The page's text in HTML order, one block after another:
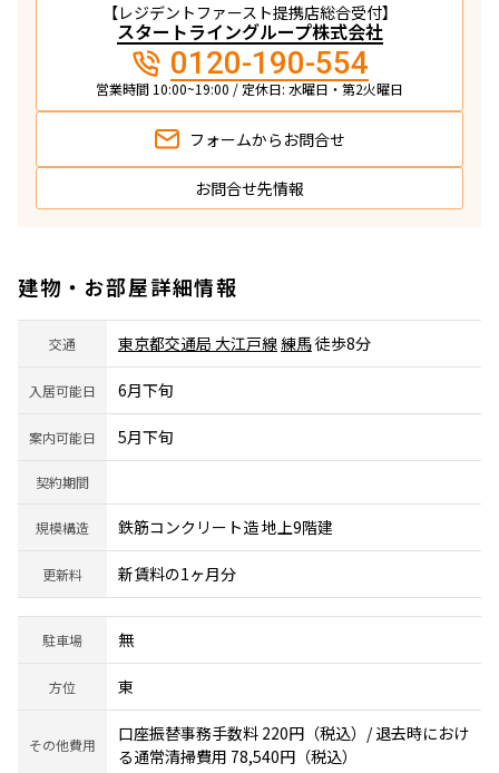
【レジデントファースト提携店総合受付】
スタートライングループ株式会社
0120-190-554
営業時間 10:00~19:00 / 定休日: 水曜日・第2火曜日
フォームから お問合せ
お問合せ先情報
建物・お部屋詳細情報
交通 東京都交通局 大江戸線練馬徒歩8分
入居可能日 6月下旬
案内可能日 5月下旬
契約期間
規模構造 鉄筋コンクリート造 地上9階建
更新料 新賃料の1ヶ月分
駐車場 無
方位 東
その他費用
口座振替事務手数料 220円（税込）/ 退去時におけ
る通常清掃費用 78,540円（税込）